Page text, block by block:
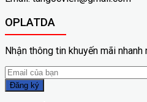
OPLATDA
Nhận thông tin khuyến mãi